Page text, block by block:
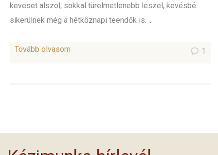
keveset alszol, sokkal türelmetlenebb leszel, kevésbé
sikerülnek még a hétköznapi teendők is. ...
Tovább olvasom 1